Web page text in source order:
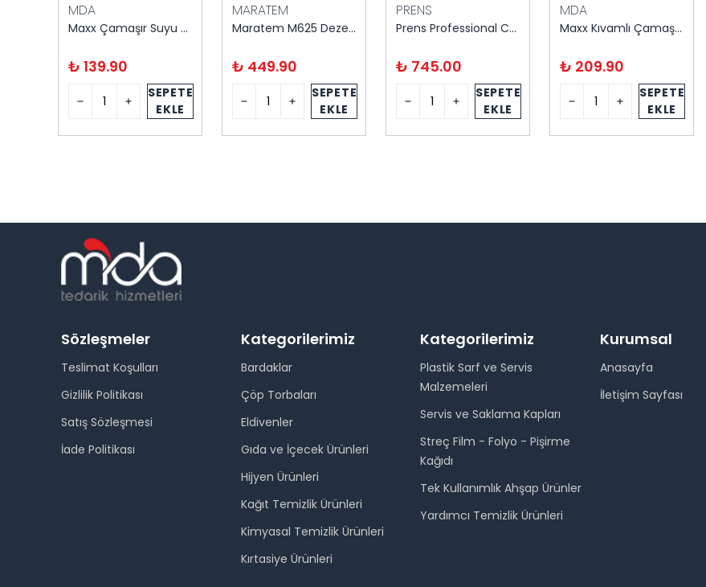
MDA
Maxx Çamaşır Suyu 5 kg
₺ 139.90
SEPETE
EKLE
MARATEM
Maratem M625 Dezenfektanlı Çamaşır Suyu 5 Litre
₺ 449.90
SEPETE
EKLE
PRENS
Prens Professional Chlormax 20 kg
₺ 745.00
SEPETE
EKLE
MDA
Maxx Kıvamlı Çamaşır Suyu 5 kg
₺ 209.90
SEPETE
EKLE
Sözleşmeler
Teslimat Koşulları
Gizlilik Politikası
Satış Sözleşmesi
İade Politikası
Kategorilerimiz
Bardaklar
Çöp Torbaları
Eldivenler
Gıda ve İçecek Ürünleri
Hijyen Ürünleri
Kağıt Temizlik Ürünleri
Kimyasal Temizlik Ürünleri
Kırtasiye Ürünleri
Kategorilerimiz
Plastik Sarf ve Servis
Malzemeleri
Servis ve Saklama Kapları
Streç Film - Folyo - Pişirme
Kağıdı
Tek Kullanımlık Ahşap Ürünler
Yardımcı Temizlik Ürünleri
Kurumsal
Anasayfa
İletişim Sayfası